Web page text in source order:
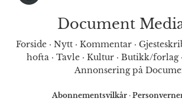
Document
Forside · Nytt · Kommentar ·
hofta· Tavle· Kultur· Butikk/forlag·
Annonsering på
Abonnementsvilkår ·